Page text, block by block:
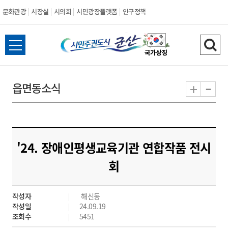
문화관광 시장실 시의회 시민광장플랫폼 인구정책
시
민
도
시
군
산
전
체
뉴
열
검
색
기
읍면동소식 + -
'24. 장애인평생교육기관 연합작품 전시
회
작성자
해신동
작성일
24.09.19
조회수
5451